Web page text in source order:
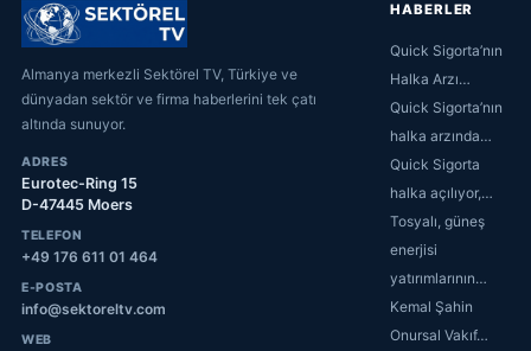
Almanya merkezli Sektörel TV, Türkiye ve
dünyadan sektör ve firma haberlerini tek çatı
altında sunuyor.
ADRES
Eurotec-Ring 15
D-47445 Moers
TELEFON
+49 176 611 01 464
E-POSTA
info@sektoreltv.com
WEB
HABERLER
Quick Sigorta’nın
Halka Arzı…
Quick Sigorta’nın
halka arzında…
Quick Sigorta
halka açılıyor,…
Tosyalı, güneş
enerjisi
yatırımlarının…
Kemal Şahin
Onursal Vakıf…